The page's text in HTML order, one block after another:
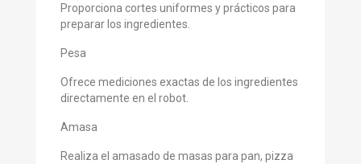
Proporciona cortes uniformes y prácticos para
preparar los ingredientes.
Pesa
Ofrece mediciones exactas de los ingredientes
directamente en el robot.
Amasa
Realiza el amasado de masas para pan, pizza